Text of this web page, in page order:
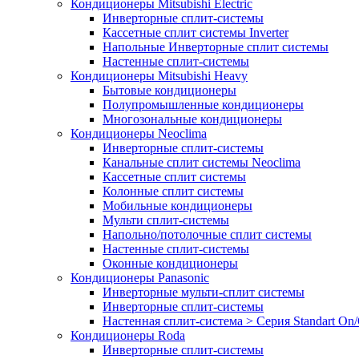
Кондиционеры Mitsubishi Electric
Инверторные сплит-системы
Кассетные сплит системы Inverter
Напольные Инверторные сплит системы
Настенные сплит-системы
Кондиционеры Mitsubishi Heavy
Бытовые кондиционеры
Полупромышленные кондиционеры
Многозональные кондиционеры
Кондиционеры Neoclima
Инверторные сплит-системы
Канальные сплит системы Neoclima
Кассетные сплит системы
Колонные сплит системы
Мобильные кондиционеры
Мульти сплит-системы
Напольно/потолочные сплит системы
Настенные сплит-системы
Оконные кондиционеры
Кондиционеры Panasonic
Инверторные мульти-сплит системы
Инверторные сплит-системы
Настенная сплит-система > Серия Standart
Кондиционеры Roda
Инверторные сплит-системы